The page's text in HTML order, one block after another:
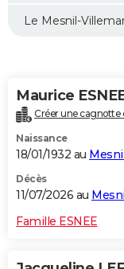
Guides de France
Escapades
Patrimoine
Expositions
Musées
Week-end nature
LIFESTYLE
Alimentation
Guide de la santé
Maladies
Médicaments
Sommeil
VOYAGE
Destinations
City break
Voyage nature
Voyage de noces
Forum
Climat
+PHOTO
GUIDES D'ACHAT
BONS PLANS
CARTE DE VOEUX
Maurice
Créer une cagnotte
Naissance
18/01/1932 au
Décès
11/07/2026 au
Famille ESNEE